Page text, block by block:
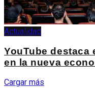
Actualidad
YouTube destaca
en la nueva
Cargar más